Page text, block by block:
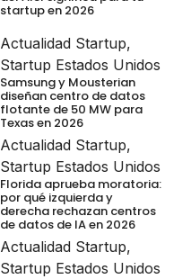
startup en 2026
Actualidad Startup,
Startup Estados Unidos
Samsung y Mousterian
diseñan centro de datos
flotante de 50 MW para
Texas en 2026
Actualidad Startup,
Startup Estados Unidos
Florida aprueba moratoria:
por qué izquierda y
derecha rechazan centros
de datos de IA en 2026
Actualidad Startup,
Startup Estados Unidos